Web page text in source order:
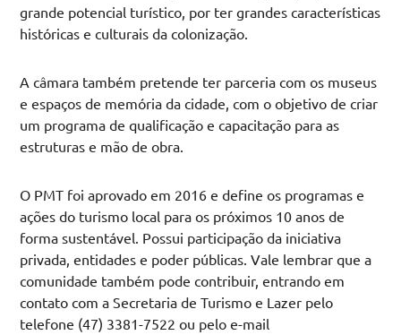
grande potencial turístico, por ter grandes características
históricas e culturais da colonização.
A câmara também pretende ter parceria com os museus
e espaços de memória da cidade, com o objetivo de criar
um programa de qualificação e capacitação para as
estruturas e mão de obra.
O PMT foi aprovado em 2016 e define os programas e
ações do turismo local para os próximos 10 anos de
forma sustentável. Possui participação da iniciativa
privada, entidades e poder públicas. Vale lembrar que a
comunidade também pode contribuir, entrando em
contato com a Secretaria de Turismo e Lazer pelo
telefone (47) 3381-7522 ou pelo e-mail